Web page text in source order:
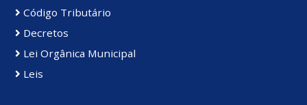
Código Tributário
Decretos
Lei Orgânica Municipal
Leis